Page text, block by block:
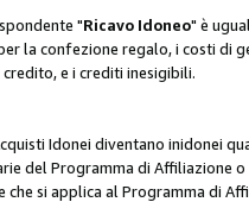
"Ricavo Idoneo" è
la confezione regalo, i costi di
e i crediti inesigibili.
Idonei diventano inidonei
del Programma di Affiliazione
si applica al Programma di